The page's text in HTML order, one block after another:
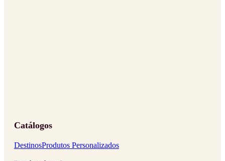
Catálogos
DestinosProdutos Personalizados